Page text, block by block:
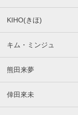
KIHO(きほ)
キム・ミンジュ
熊田来夢
倖田來未